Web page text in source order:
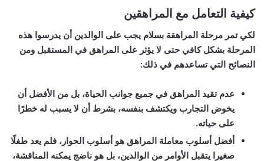
كيفية التعامل مع المراهقين
لكي تمر مرحلة المراهقة بسلام يجب على الوالدين أن يدرسوا هذه
المرحلة بشكل كافي حتى لا يؤثر على المراهق في المستقبل ومن
النصائح التي تساعدهم في ذلك:
عدم تقيد المراهق في جميع جوانب الحياة، بل من الأفضل أن
يخوض التجارب ويكتشف بنفسه، بشرط أن لا يسبب له خطرًا
على حياته.
أفضل أسلوب معاملة المراهق هو أسلوب الحوار، فلم يعد طفلًا
صغيرا يتقبل الأوامر من الوالدين، بل هو ناضج يمكنه المناقشة،